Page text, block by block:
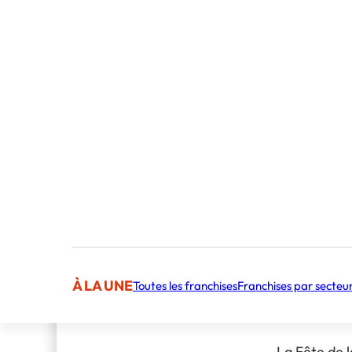
À LA UNEToutes les franchisesFranchises par
Tout au
de
Bien plus
Chez
doit offrir
type
valeurs
et
vente.